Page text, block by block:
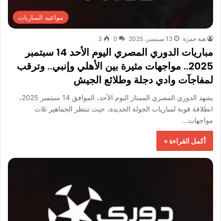
مواعيد المباريات
هبة حمزة 13 سبتمبر، 2025 0
3
مباريات الدوري المصري اليوم الأحد 14 سبتمبر
2025.. مواجهات مثيرة بين الأهلي وإنبي.. وترقب
لمفاجآت وادي دجلة وطلائع الجيش
يشهد الدوري المصري الممتاز اليوم الأحد، الموافق 14 سبتمبر 2025،
انطلاقة قوية لمباريات الجولة الجديدة، حيث تنتظر الجماهير ثلاث
مواجهات…
أكمل القراءة »